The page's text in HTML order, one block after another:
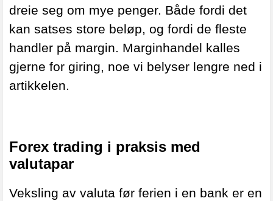
dreie seg om mye penger. Både fordi det
kan satses store beløp, og fordi de fleste
handler på margin. Marginhandel kalles
gjerne for giring, noe vi belyser lengre ned i
artikkelen.
Forex trading i praksis med
valutapar
Veksling av valuta før ferien i en bank er en